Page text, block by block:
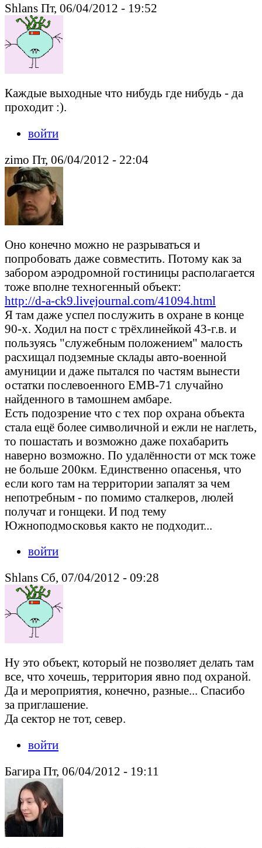
Shlans Пт, 06/04/2012 - 19:52
Каждые выходные что нибудь где нибудь - да
проходит :).
войти
zimo Пт, 06/04/2012 - 22:04
Оно конечно можно не разрываться и
попробовать даже совместить. Потому как за
забором аэродромной гостиницы располагается
тоже вполне техногенный объект:
http://d-a-ck9.livejournal.com/41094.html
Я там даже успел послужить в охране в конце
90-х. Ходил на пост с трёхлинейкой 43-г.в. и
пользуясь "служебным положением" малость
расхищал подземные склады авто-военной
амуниции и даже пытался по частям вынести
остатки послевоенного ЕМВ-71 случайно
найденного в тамошнем амбаре.
Есть подозрение что с тех пор охрана объекта
стала ещё более символичной и ежли не наглеть,
то пошастать и возможно даже похабарить
наверно возможно. По удалённости от мск тоже
не больше 200км. Единственно опасенья, что
если кого там на территории запалят за чем
непотребным - по помимо сталкеров, люлей
получат и гонщеки. И под тему
Южноподмосковья както не подходит...
войти
Shlans Сб, 07/04/2012 - 09:28
Ну это объект, который не позволяет делать там
все, что хочешь, территория явно под охраной.
Да и мероприятия, конечно, разные... Спасибо
за приглашение.
Да сектор не тот, север.
войти
Багира Пт, 06/04/2012 - 19:11